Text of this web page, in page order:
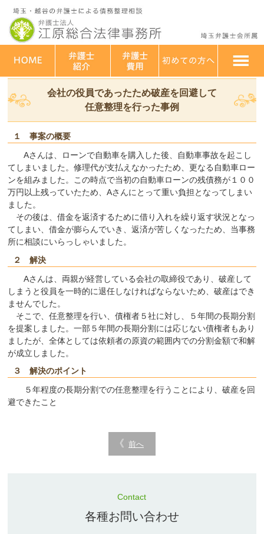
埼玉・越谷 弁護士法人江原総合法律事務所>解決事例>
任意整理
会社の役員であったため破産を回避して任意整理を行った事例
会社の役員であったため破産を回避して
任意整理を行った事例
１ 事案の概要
Aさんは、ローンで自動車を購入した後、自動車事故を起こし
てしまいました。修理代が支払えなかったため、更なる自動車ロー
ンを組みました。この時点で当初の自動車ローンの残債務が１００
万円以上残っていたため、Aさんにとって重い負担となってしまい
ました。
その後は、借金を返済するために借り入れを繰り返す状況となっ
てしまい、借金が膨らんでいき、返済が苦しくなったため、当事務
所に相談にいらっしゃいました。
２ 解決
Aさんは、両親が経営している会社の取締役であり、破産して
しまうと役員を一時的に退任しなければならないため、破産はでき
ませんでした。
そこで、任意整理を行い、債権者５社に対し、５年間の長期分割
を提案しました。一部５年間の長期分割には応じない債権者もあり
ましたが、全体としては依頼者の原資の範囲内での分割金額で和解
が成立しました。
３ 解決のポイント
５年程度の長期分割での任意整理を行うことにより、破産を回
避できたこと
前へ
Contact
各種お問い合わせ